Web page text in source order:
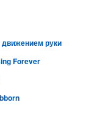
движением руки
Forever